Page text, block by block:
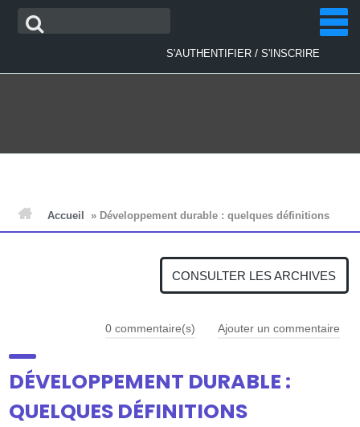
Aller
Recherche
S'AUTHENTIFIER/ S'INSCRIRE
Accueil » Développement durable : quelques définitions
CONSULTER LES ARCHIVES
0commentaire(s) Ajouter un commentaire
DÉVELOPPEMENT DURABLE :
QUELQUES DÉFINITIONS